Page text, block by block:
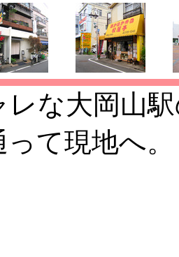
レな大岡山
て現地へ。